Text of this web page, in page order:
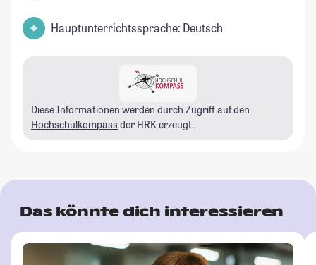
Hauptunterrichtssprache: Deutsch
Diese Informationen werden durch Zugriff auf den
Hochschulkompass der HRK erzeugt.
Das könnte dich interessieren